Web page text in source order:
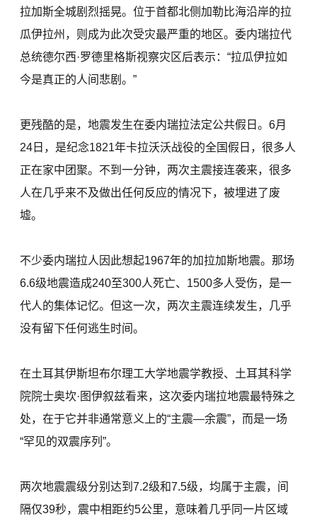
拉加斯全城剧烈摇晃。位于首都北侧加勒比海沿岸的拉
瓜伊拉州，则成为此次受灾最严重的地区。委内瑞拉代
总统德尔西·罗德里格斯视察灾区后表示：“拉瓜伊拉如
今是真正的人间悲剧。”
更残酷的是，地震发生在委内瑞拉法定公共假日。6月
24日，是纪念1821年卡拉沃沃战役的全国假日，很多人
正在家中团聚。不到一分钟，两次主震接连袭来，很多
人在几乎来不及做出任何反应的情况下，被埋进了废
墟。
不少委内瑞拉人因此想起1967年的加拉加斯地震。那场
6.6级地震造成240至300人死亡、1500多人受伤，是一
代人的集体记忆。但这一次，两次主震连续发生，几乎
没有留下任何逃生时间。
在土耳其伊斯坦布尔理工大学地震学教授、土耳其科学
院院士奥坎·图伊叙兹看来，这次委内瑞拉地震最特殊之
处，在于它并非通常意义上的“主震—余震”，而是一场
“罕见的双震序列”。
两次地震震级分别达到7.2级和7.5级，均属于主震，间
隔仅39秒，震中相距约5公里，意味着几乎同一片区域